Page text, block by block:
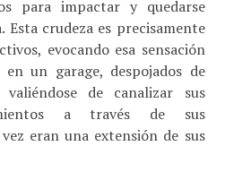
para impactar y quedarse
Esta crudeza es precisamente
evocando esa sensación
un garage, despojados de
de canalizar sus
a través de sus
eran una extensión de sus